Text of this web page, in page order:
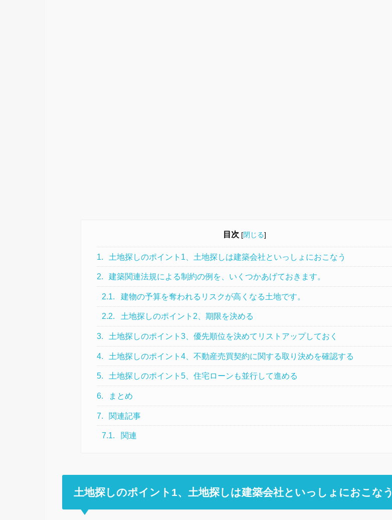
目次 [閉じる]
1. 土地探しのポイント1、土地探しは建築会社といっしょにおこなう
2. 建築関連法規による制約の例を、いくつかあげておきます。
2.1. 建物の予算を奪われるリスクが高くなる土地です。
2.2. 土地探しのポイント2、期限を決める
3. 土地探しのポイント3、優先順位を決めてリストアップしておく
4. 土地探しのポイント4、不動産売買契約に関する取り決めを確認する
5. 土地探しのポイント5、住宅ローンも並行して進める
6. まとめ
7. 関連記事
7.1. 関連
土地探しのポイント1、土地探しは建築会社といっしょにおこなう